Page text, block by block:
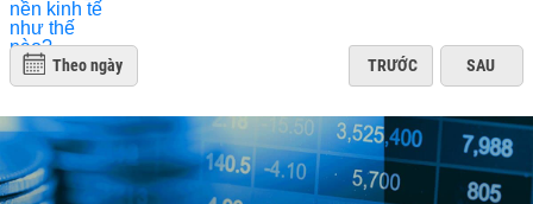
Theo ngày TRƯỚC SAU